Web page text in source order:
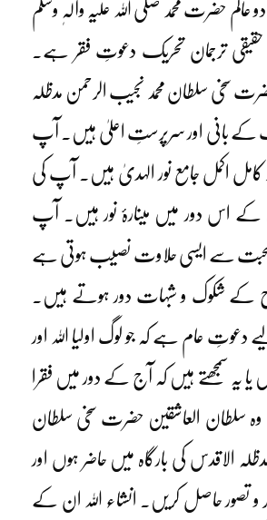
عالم حضرت محمد صلی اللہ علیہ وآلہٖ وسلم
حقیقی ترجمان تحریک دعوتِ فقر ہے۔
سخی سلطان محمد نجیب الرحمن مدظلہ
کے بانی اور سرپرستِ اعلیٰ ہیں۔ آپ
کامل اکمل جامع نور الہدیٰ ہیں۔ آپ کی
کے اس دور میں مینارۂ نور ہیں۔ آپ
صحبت سے ایسی حلاوت نصیب ہوتی ہے
کے شکوک و شبہات دور ہوتے ہیں۔
دعوتِ عام ہے کہ جو لوگ اولیا اللہ اور
یہ سمجھتے ہیں کہ آج کے دور میں فقرا
وہ سلطان العاشقین حضرت سخی سلطان
الاقدس کی بارگاہ میں حاضر ہوں اور
و تصور حاصل کریں۔ انشاء اللہ ان کے